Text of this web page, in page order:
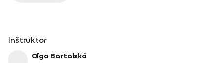
Inštruktor
Oľga Bartalská